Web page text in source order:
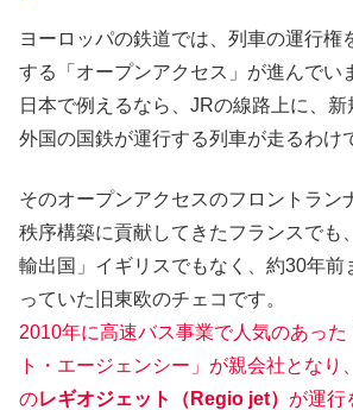
ヨーロッパの鉄道では、列車の運行権
する「オープンアクセス」が進んでい
日本で例えるなら、JRの線路上に、
外国の国鉄が運行する列車が走るわけ
そのオープンアクセスのフロントラン
秩序構築に貢献してきたフランスでも
輸出国」イギリスでもなく、約30年前
っていた旧東欧のチェコです。
2010年に高速バス事業で人気のあった
ト・エージェンシー」が親会社となり
のレギオジェット（Regio jet） が運行